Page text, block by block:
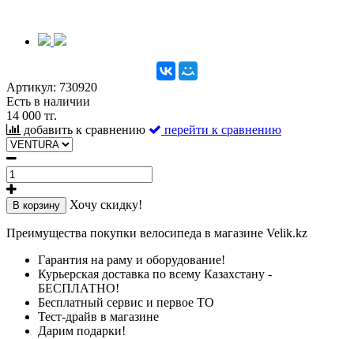
Артикул: 730920
Есть в наличии
14 000 тг.
добавить к сравнению
перейти к сравнению
В корзину Хочу скидку!
Преимущества покупки велосипеда в магазине Velik.kz
Гарантия на раму и оборудование!
Курьерская доставка по всему Казахстану -
БЕСПЛАТНО!
Бесплатный сервис и первое ТО
Тест-драйв в магазине
Дарим подарки!